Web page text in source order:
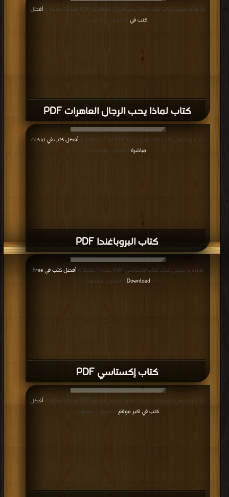
كتاب لماذا يحب الرجال العاهرات PDF
قراءة و تحميل كتاب كتاب لماذا يحب الرجال العاهرات PDF مجانا | مكتبة >
أفضل
كتب في
| التحميل : مرة/مرات
كتاب البروباغندا PDF
قراءة و تحميل كتاب كتاب البروباغندا PDF مجانا | مكتبة >
أفضل كتب في لينكات
مباشرة
| التحميل : مرة/مرات
كتاب إكستاسي PDF
قراءة و تحميل كتاب كتاب إكستاسي PDF مجانا | مكتبة >
أفضل كتب في Free
Download | التحميل : مرة/مرات
قراءة و تحميل كتاب كتاب تحدث امام الجميع بجاذبية PDF مجانا | مكتبة >
أفضل
كتب في اكبر موقع
| التحميل : مرة/مرات